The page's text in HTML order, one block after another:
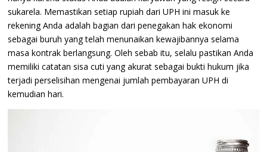
sukarela. Memastikan setiap rupiah dari UPH ini masuk ke
rekening Anda adalah bagian dari penegakan hak ekonomi
sebagai buruh yang telah menunaikan kewajibannya selama
masa kontrak berlangsung. Oleh sebab itu, selalu pastikan Anda
memiliki catatan sisa cuti yang akurat sebagai bukti hukum jika
terjadi perselisihan mengenai jumlah pembayaran UPH di
kemudian hari.